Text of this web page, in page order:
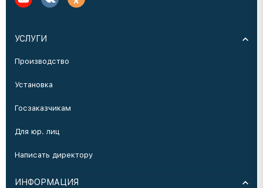
УСЛУГИ
Производство
Установка
Госзаказчикам
Для юр. лиц
Написать директору
ИНФОРМАЦИЯ